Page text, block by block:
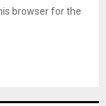
browser for the